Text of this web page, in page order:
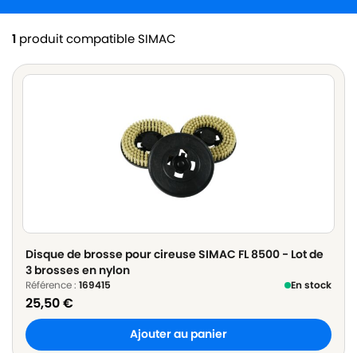
1 produit compatible SIMAC
Disque de brosse pour cireuse SIMAC FL 8500 - Lot de
3 brosses en nylon
Référence : 169415 En stock
25,50€
Ajouter au panier